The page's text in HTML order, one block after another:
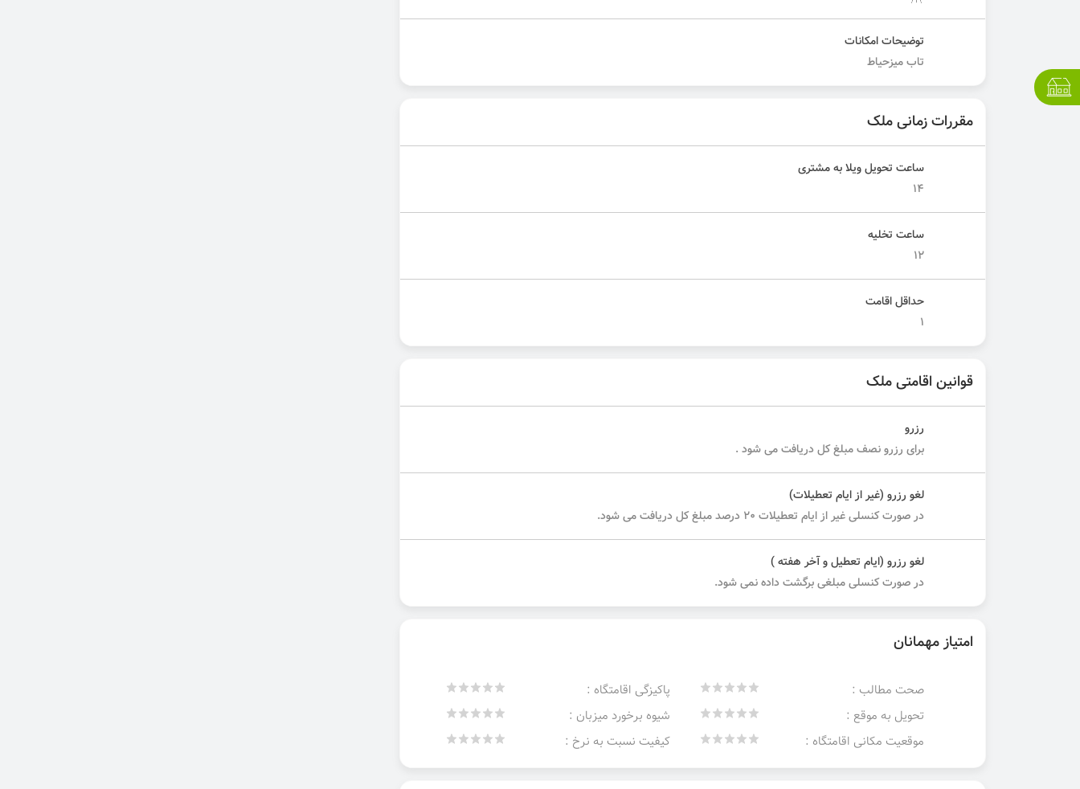
توضیحات امکانات
تاب میزحیاط
مقررات زمانی ملک
ساعت تحویل ویلا به مشتری
۱۴
ساعت تخلیه
۱۲
حداقل اقامت
۱
قوانین اقامتی ملک
رزرو
برای رزرو نصف مبلغ کل دریافت می شود .
لغو رزرو (غیر از ایام تعطیلات)
در صورت کنسلی غیر از ایام تعطیلات ۲۰ درصد مبلغ کل دریافت می شود.
لغو رزرو (ایام تعطیل و آخر هفته )
در صورت کنسلی مبلغی برگشت داده نمی شود.
امتیاز مهمانان
صحت مطالب :
پاکیزگی اقامتگاه :
تحویل به موقع :
شیوه برخورد میزبان :
موقعیت مکانی اقامتگاه :
کیفیت نسبت به نرخ :